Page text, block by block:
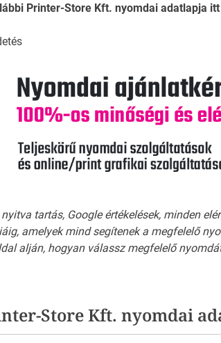
Printer-Store Kft. nyomdai adatlapja
nyitva tartás, Google értékelések, minden
amelyek mind segítenek a megfelelő
alján, hogyan válassz megfelelő
Store Kft. nyomdai